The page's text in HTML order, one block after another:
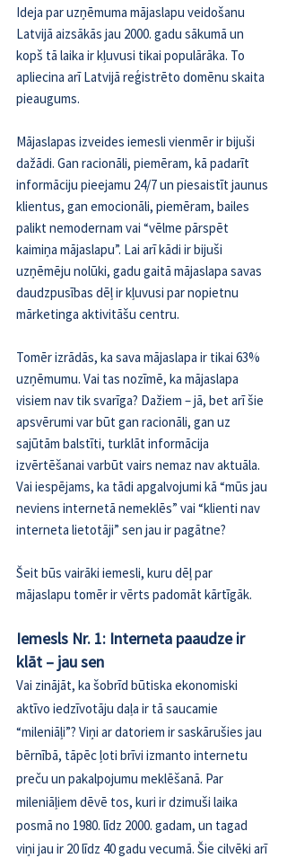
Ideja par uzņēmuma mājaslapu veidošanu
Latvijā aizsākās jau 2000. gadu sākumā un
kopš tā laika ir kļuvusi tikai populārāka. To
apliecina arī Latvijā reģistrēto domēnu skaita
pieaugums.
Mājaslapas izveides iemesli vienmēr ir bijuši
dažādi. Gan racionāli, piemēram, kā padarīt
informāciju pieejamu 24/7 un piesaistīt jaunus
klientus, gan emocionāli, piemēram, bailes
palikt nemodernam vai “vēlme pārspēt
kaimiņa mājaslapu”. Lai arī kādi ir bijuši
uzņēmēju nolūki, gadu gaitā mājaslapa savas
daudzpusības dēļ ir kļuvusi par nopietnu
mārketinga aktivitāšu centru.
Tomēr izrādās, ka sava mājaslapa ir tikai 63%
uzņēmumu. Vai tas nozīmē, ka mājaslapa
visiem nav tik svarīga? Dažiem – jā, bet arī šie
apsvērumi var būt gan racionāli, gan uz
sajūtām balstīti, turklāt informācija
izvērtēšanai varbūt vairs nemaz nav aktuāla.
Vai iespējams, ka tādi apgalvojumi kā “mūs jau
neviens internetā nemeklēs” vai “klienti nav
interneta lietotāji” sen jau ir pagātne?
Šeit būs vairāki iemesli, kuru dēļ par
mājaslapu tomēr ir vērts padomāt kārtīgāk.
Iemesls Nr. 1: Interneta paaudze ir
klāt – jau sen
Vai zinājāt, ka šobrīd būtiska ekonomiski
aktīvo iedzīvotāju daļa ir tā saucamie
“mileniāļi”? Viņi ar datoriem ir saskārušies jau
bērnībā, tāpēc ļoti brīvi izmanto internetu
preču un pakalpojumu meklēšanā. Par
mileniāļiem dēvē tos, kuri ir dzimuši laika
posmā no 1980. līdz 2000. gadam, un tagad
viņi jau ir 20 līdz 40 gadu vecumā. Šie cilvēki arī